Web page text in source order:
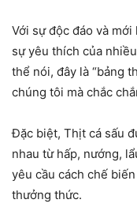
Với sự độc đáo và
sự yêu thích của
thể nói, đây là “bảng
chúng tôi mà chắc
Đặc biệt, Thịt cá sấu
nhau từ hấp, nướng,
yêu cầu cách chế
thưởng thức.